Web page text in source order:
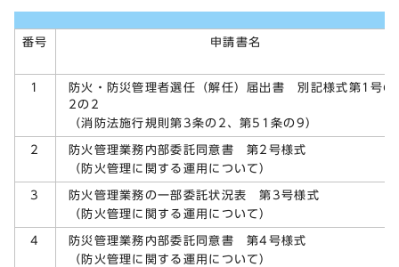
番号 申請書名
1
防火・防災管理者選任（解任）届出書 別記様式第1号の
2の2
（消防法施行規則第3条の2、第51条の9）
2
防火管理業務内部委託同意書 第2号様式
（防火管理に関する運用について）
3
防火管理業務の一部委託状況表 第3号様式
（防火管理に関する運用について）
4
防災管理業務内部委託同意書 第4号様式
（防火管理に関する運用について）